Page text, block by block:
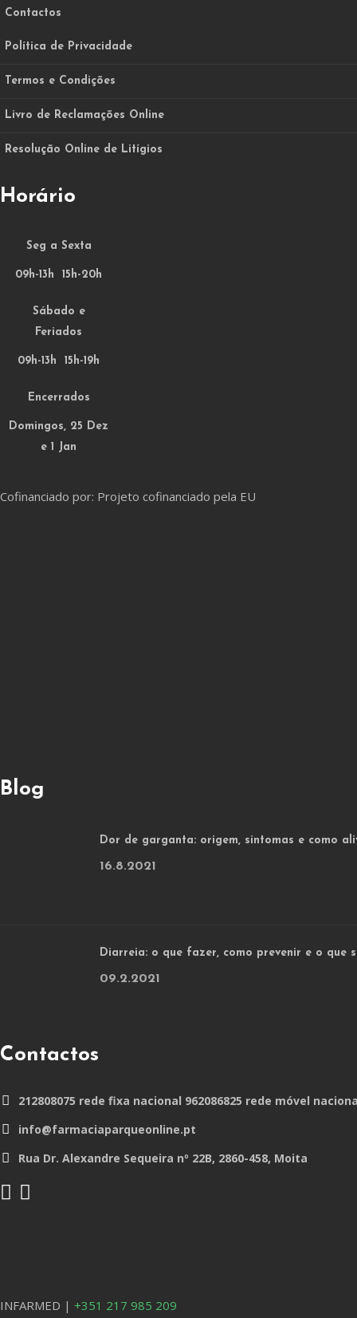
Contactos
Política de Privacidade
Termos e Condições
Livro de Reclamações Online
Resolução Online de Litígios
Horário
Seg a Sexta
09h-13h 15h-20h
Sábado e
Feriados
09h-13h 15h-19h
Encerrados
Domingos, 25 Dez
e 1 Jan
Cofinanciado por: Projeto cofinanciado pela EU
Blog
Dor de garganta: origem, sintomas e como
16.8.2021
Diarreia: o que fazer, como prevenir e o que
09.2.2021
Contactos
212808075 rede fixa nacional 962086825 rede móvel
info@farmaciaparqueonline.pt
Rua Dr. Alexandre Sequeira nº 22B, 2860-458, Moita
INFARMED | +351 217 985 209